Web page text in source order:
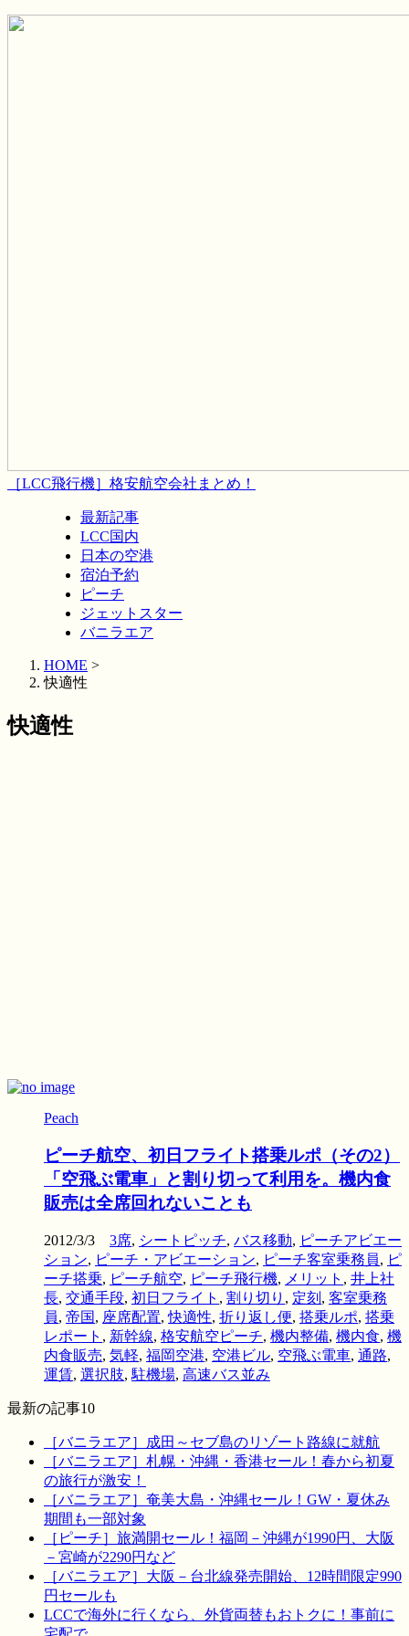
［LCC飛行機］格安航空会社まとめ！
最新記事
LCC国内
日本の空港
宿泊予約
ピーチ
ジェットスター
バニラエア
HOME >
快適性
快適性
Peach
ピーチ航空、初日フライト搭乗ルポ（その2）
「空飛ぶ電車」と割り切って利用を。機内食
販売は全席回れないことも
2012/3/3 3席, シートピッチ, バス移動, ピーチアビエー
ション, ピーチ・アビエーション, ピーチ客室乗務員, ピ
ーチ搭乗, ピーチ航空, ピーチ飛行機, メリット , 井上社
長, 交通手段, 初日フライト , 割り切り , 定刻 , 客室乗務
員, 帝国, 座席配置,快適性, 折り返し便, 搭乗ルポ, 搭乗
レポート , 新幹線, 格安航空ピーチ, 機内整備, 機内食, 機
内食販売, 気軽, 福岡空港, 空港ビル, 空飛ぶ電車, 通路,
運賃, 選択肢, 駐機場, 高速バス並み
最新の記事10
［バニラエア］成田～セブ島のリゾート路線に就航
［バニラエア］札幌・沖縄・香港セール！春から初夏
の旅行が激安！
［バニラエア］奄美大島・沖縄セール！GW・夏休み
期間も一部対象
［ピーチ］旅満開セール！福岡－沖縄が1990円、大阪
－宮崎が2290円など
［バニラエア］大阪－台北線発売開始、12時間限定990
円セールも
LCCで海外に行くなら、外貨両替もおトクに！事前に